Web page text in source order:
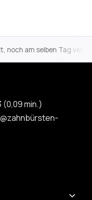
noch am selben Tag
(0,09 min.)